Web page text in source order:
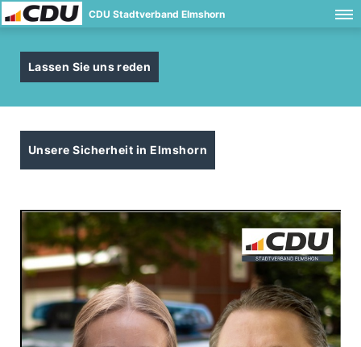
CDU Stadtverband Elmshorn
Lassen Sie uns reden
Unsere Sicherheit in Elmshorn